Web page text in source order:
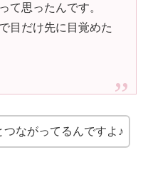
て思ったんです。
目だけ先に目覚めた
ながってるんですよ♪